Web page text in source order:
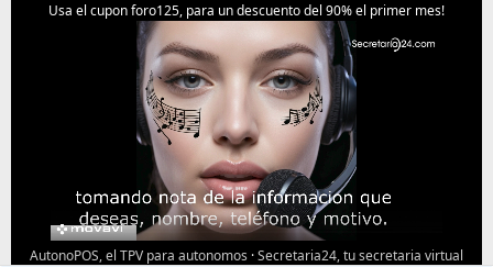
Usa el cupon foro125, para un descuento del 90% el primer mes!
AutonoPOS, el TPV para autonomos ·Secretaria24, tu secretaria virtual